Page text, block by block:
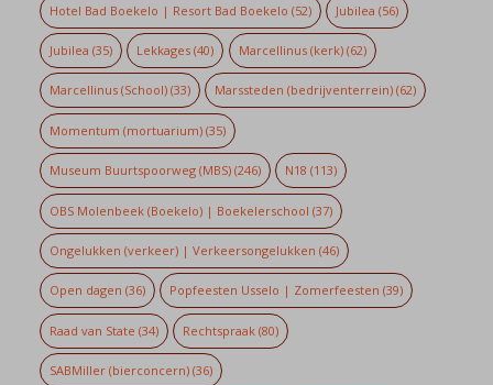
Hotel Bad Boekelo | Resort Bad Boekelo (52) Jubilea (56)
Jubilea (35) Lekkages (40) Marcellinus (kerk)(62)
Marcellinus (School)(33) Marssteden (bedrijventerrein) (62)
Momentum (mortuarium)(35)
Museum Buurtspoorweg (MBS)(246) N18 (113)
OBS Molenbeek (Boekelo) | Boekelerschool (37)
Ongelukken (verkeer) | Verkeersongelukken (46)
Open dagen (36) Popfeesten Usselo | Zomerfeesten (39)
Raad van State (34) Rechtspraak (80)
SABMiller (bierconcern)(36)